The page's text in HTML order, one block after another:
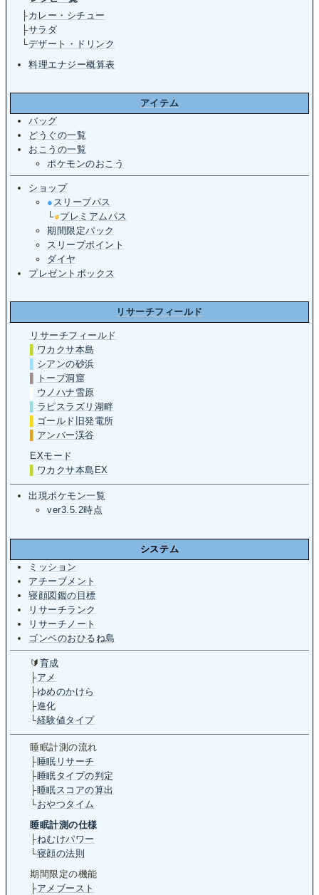
├カレー・シチュー
├サラダ
└デザート・ドリンク
料理エナジー概算表
アイテム
バッグ
どうぐの一覧
おこうの一覧
ポケモンのおこう
ショップ
● スリープパス
└●プレミアムパス
期間限定パック
スリープポイント
ダイヤ
プレゼントボックス
リサーチフィールド
リサーチフィールド
ワカクサ本島
シアンの砂浜
トープ洞窟
ウノハナ雪原
ラピスラズリ湖畔
ゴールド旧発電所
アンバー渓谷
EXモード
ワカクサ本島EX
出現ポケモン一覧
ver3.5.2時点
システム
ミッション
アチーブメント
寝顔図鑑の目標
リサーチランク
リサーチノート
ゴンベのおひるね島
🔰 育成
├アメ
├ゆめのかけら
├進化
└経験値タイプ
睡眠­計測の流れ
├睡眠リサーチ
├睡眠タイプの判定
├睡眠スコアの算出
└おやつタイム
睡眠計測の仕様
├ねむけパワー
└寝顔の法則
期間限定の機能
├アメブースト